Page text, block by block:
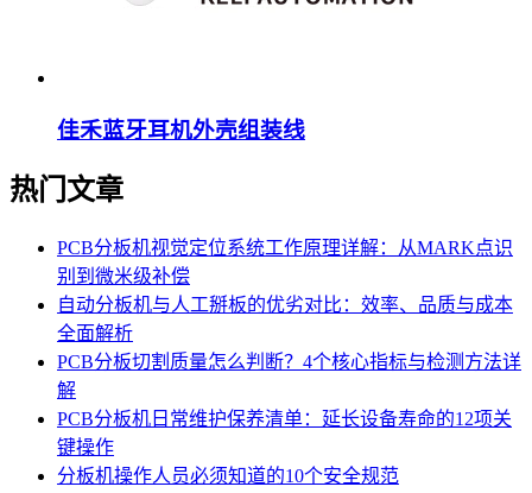
佳禾蓝牙耳机外壳组装线
热门文章
PCB分板机视觉定位系统工作原理详解：从MARK点识
别到微米级补偿
自动分板机与人工掰板的优劣对比：效率、品质与成本
全面解析
PCB分板切割质量怎么判断？4个核心指标与检测方法详
解
PCB分板机日常维护保养清单：延长设备寿命的12项关
键操作
分板机操作人员必须知道的10个安全规范